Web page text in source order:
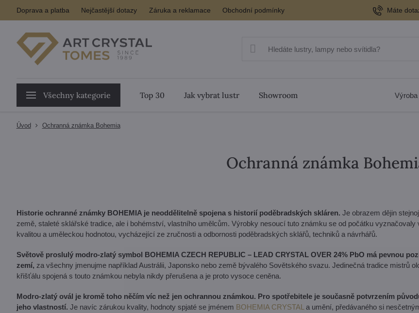
Doprava a platba Nejčastější dotazy Záruka a reklamace Obchodní podmínky Máte
Všechny kategorie Top 30 Jak vybrat lustr Showroom
Úvod Ochranná známka Bohemia
Ochranná známka
Historie ochranné známky BOHEMIA je neoddělitelně spojena s historií poděbradských skláren. Je obrazem dějin
země, staleté sklářské tradice, ale i bohémství, vlastního umělcům. Výrobky nesoucí tuto známku se od počátku vyznačovaly
kvalitou a uměleckou hodnotou, vycházející ze zručnosti a odbornosti poděbradských sklářů, techniků a návrhářů.
Světově proslulý modro-zlatý symbol BOHEMIA CZECH REPUBLIC – LEAD CRYSTAL OVER 24% PbO má pevnou
zemí, za všechny jmenujme například Austrálii, Japonsko nebo země bývalého Sovětského svazu. Jedinečná tradice mistrů
křišťálu spojená s touto známkou nebyla nikdy přerušena a je proto vysoce ceněna.
Modro-zlatý ovál je kromě toho něčím víc než jen ochrannou známkou. Pro spotřebitele je současně potvrzením
jeho vlastností. Je navíc zárukou kvality, hodnoty spjaté se jménem BOHEMIA CRYSTAL a umění, předávaného si